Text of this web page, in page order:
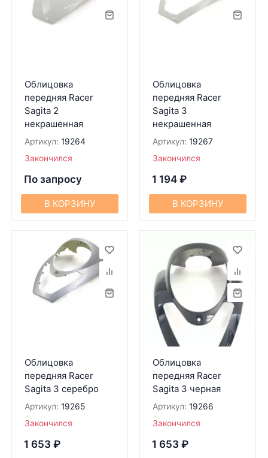
Облицовка
передняя Racer
Sagita 2
некрашенная
Артикул: 19264
Закончился
По запросу
В КОРЗИНУ
Облицовка
передняя Racer
Sagita 3
некрашенная
Артикул: 19267
Закончился
1 194 ₽
В КОРЗИНУ
Облицовка
передняя Racer
Sagita 3 серебро
Артикул: 19265
Закончился
1 653 ₽
Облицовка
передняя Racer
Sagita 3 черная
Артикул: 19266
Закончился
1 653 ₽